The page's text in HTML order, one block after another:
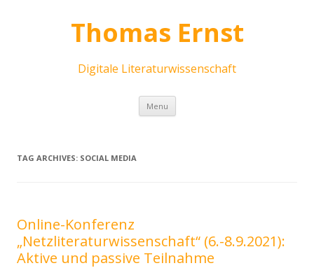
Thomas Ernst
Digitale Literaturwissenschaft
Menu Skip
content
TAG ARCHIVES: SOCIAL MEDIA
Online-Konferenz
„Netzliteraturwissenschaft“ (6.-8.9.2021):
Aktive und passive Teilnahme